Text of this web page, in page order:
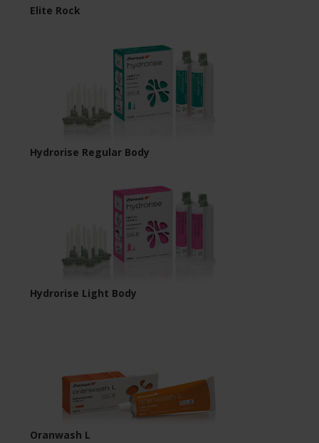
Elite Rock
Hydrorise Regular Body
Hydrorise Light Body
Oranwash L